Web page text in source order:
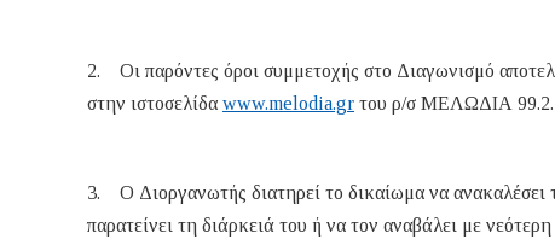
2. Οι παρόντες όροι συμμετοχής στο Διαγωνισμό
στην ιστοσελίδα www.melodia.gr του ρ/σ ΜΕΛΩΔΙΑ 99.2.
3. Ο Διοργανωτής διατηρεί το δικαίωμα να ανακαλέσει
παρατείνει τη διάρκειά του ή να τον αναβάλει με